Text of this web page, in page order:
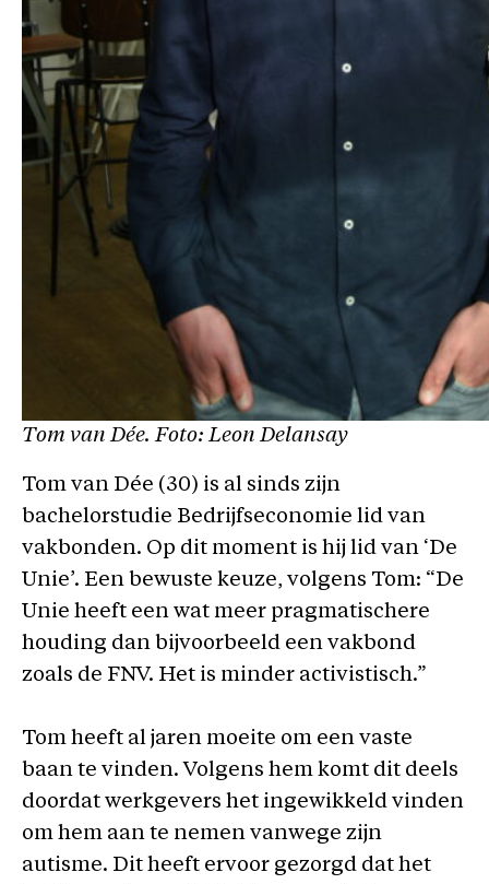
Tom van Dée. Foto: Leon Delansay
Tom van Dée (30) is al sinds zijn
bachelorstudie Bedrijfseconomie lid van
vakbonden. Op dit moment is hij lid van ‘De
Unie’. Een bewuste keuze, volgens Tom: “De
Unie heeft een wat meer pragmatischere
houding dan bijvoorbeeld een vakbond
zoals de FNV. Het is minder activistisch.”
Tom heeft al jaren moeite om een vaste
baan te vinden. Volgens hem komt dit deels
doordat werkgevers het ingewikkeld vinden
om hem aan te nemen vanwege zijn
autisme. Dit heeft ervoor gezorgd dat het